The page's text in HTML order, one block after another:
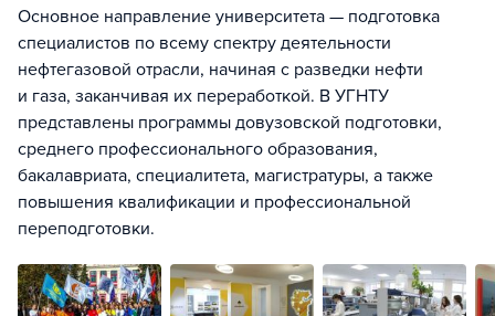
Основное направление университета — подготовка
специалистов по всему спектру деятельности
нефтегазовой отрасли, начиная с разведки нефти
и газа, заканчивая их переработкой. В УГНТУ
представлены программы довузовской подготовки,
среднего профессионального образования,
бакалавриата, специалитета, магистратуры, а также
повышения квалификации и профессиональной
переподготовки.